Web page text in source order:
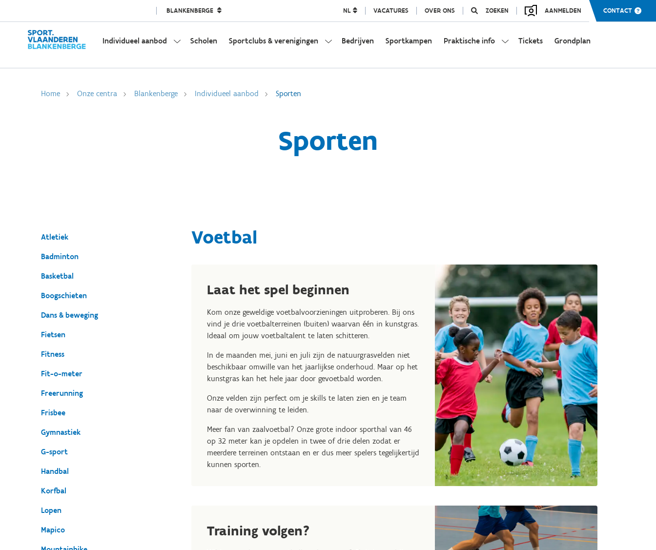
BLANKENBERGE NL VACATURES OVER ONS ZOEKEN AANMELDEN CONTACT
Individueel aanbod Scholen Sportclubs & verenigingen Bedrijven Sportkampen Praktische info Tickets Grondplan
Home Onze centra Blankenberge Individueel aanbod Sporten
Sporten
Atletiek
Badminton
Basketbal
Boogschieten
Dans & beweging
Fietsen
Fitness
Fit-o-meter
Freerunning
Frisbee
Gymnastiek
G-sport
Handbal
Korfbal
Lopen
Mapico
Voetbal
Laat het spel beginnen
Kom onze geweldige voetbalvoorzieningen uitproberen. Bij ons
vind je drie voetbalterreinen (buiten) waarvan één in kunstgras.
Ideaal om jouw voetbaltalent te laten schitteren.
In de maanden mei, juni en juli zijn de natuurgrasvelden niet
beschikbaar omwille van het jaarlijkse onderhoud. Maar op het
kunstgras kan het hele jaar door gevoetbald worden.
Onze velden zijn perfect om je skills te laten zien en je team
naar de overwinning te leiden.
Meer fan van zaalvoetbal? Onze grote indoor sporthal van 46
op 32 meter kan je opdelen in twee of drie delen zodat er
meerdere terreinen ontstaan en er dus meer spelers tegelijkertijd
kunnen sporten.
Training volgen?